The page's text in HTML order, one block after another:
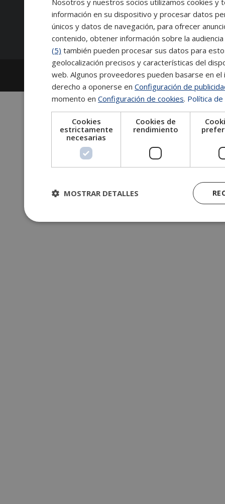
Síguenos:
2026
Escuela de Posgrado de Salamanca
Información legal
Tablón de anuncios
Nosotros y nuestros socios utilizamos cookies y
información en su dispositivo y procesar datos
únicos y datos de navegación, para ofrecer
contenido, obtener información sobre la
(5) también pueden procesar sus datos para
geolocalización precisos y características del
web. Algunos proveedores pueden basarse en
derecho a oponerse en Configuración de
momento en Configuración de cookies. Política
Cookies
estrictamente
necesarias
Cookies de
rendimiento
MOSTRAR DETALLES